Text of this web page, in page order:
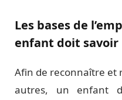
Les bases de
enfant doit savoir
Afin de reconnaître et
autres, un enfant